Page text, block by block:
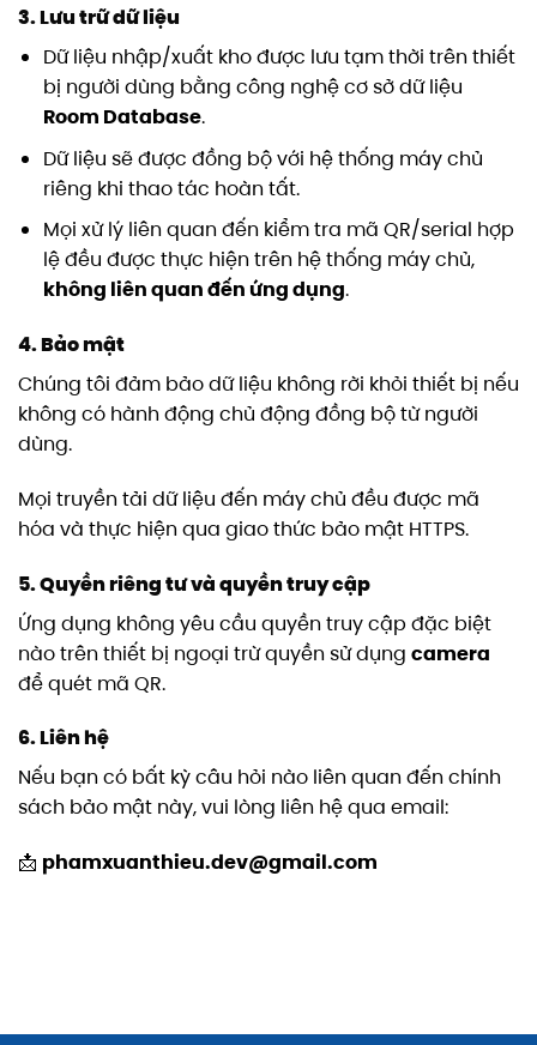
3. Lưu trữ dữ liệu
Dữ liệu nhập/xuất kho được lưu tạm thời trên thiết
bị người dùng bằng công nghệ cơ sở dữ liệu
Room Database.
Dữ liệu sẽ được đồng bộ với hệ thống máy chủ
riêng khi thao tác hoàn tất.
Mọi xử lý liên quan đến kiểm tra mã QR/serial hợp
lệ đều được thực hiện trên hệ thống máy chủ,
không liên quan đến ứng dụng.
4. Bảo mật
Chúng tôi đảm bảo dữ liệu không rời khỏi thiết bị nếu
không có hành động chủ động đồng bộ từ người
dùng.
Mọi truyền tải dữ liệu đến máy chủ đều được mã
hóa và thực hiện qua giao thức bảo mật HTTPS.
5. Quyền riêng tư và quyền truy cập
Ứng dụng không yêu cầu quyền truy cập đặc biệt
nào trên thiết bị ngoại trừ quyền sử dụng camera
để quét mã QR.
6. Liên hệ
Nếu bạn có bất kỳ câu hỏi nào liên quan đến chính
sách bảo mật này, vui lòng liên hệ qua email:
📩 phamxuanthieu.dev@gmail.com